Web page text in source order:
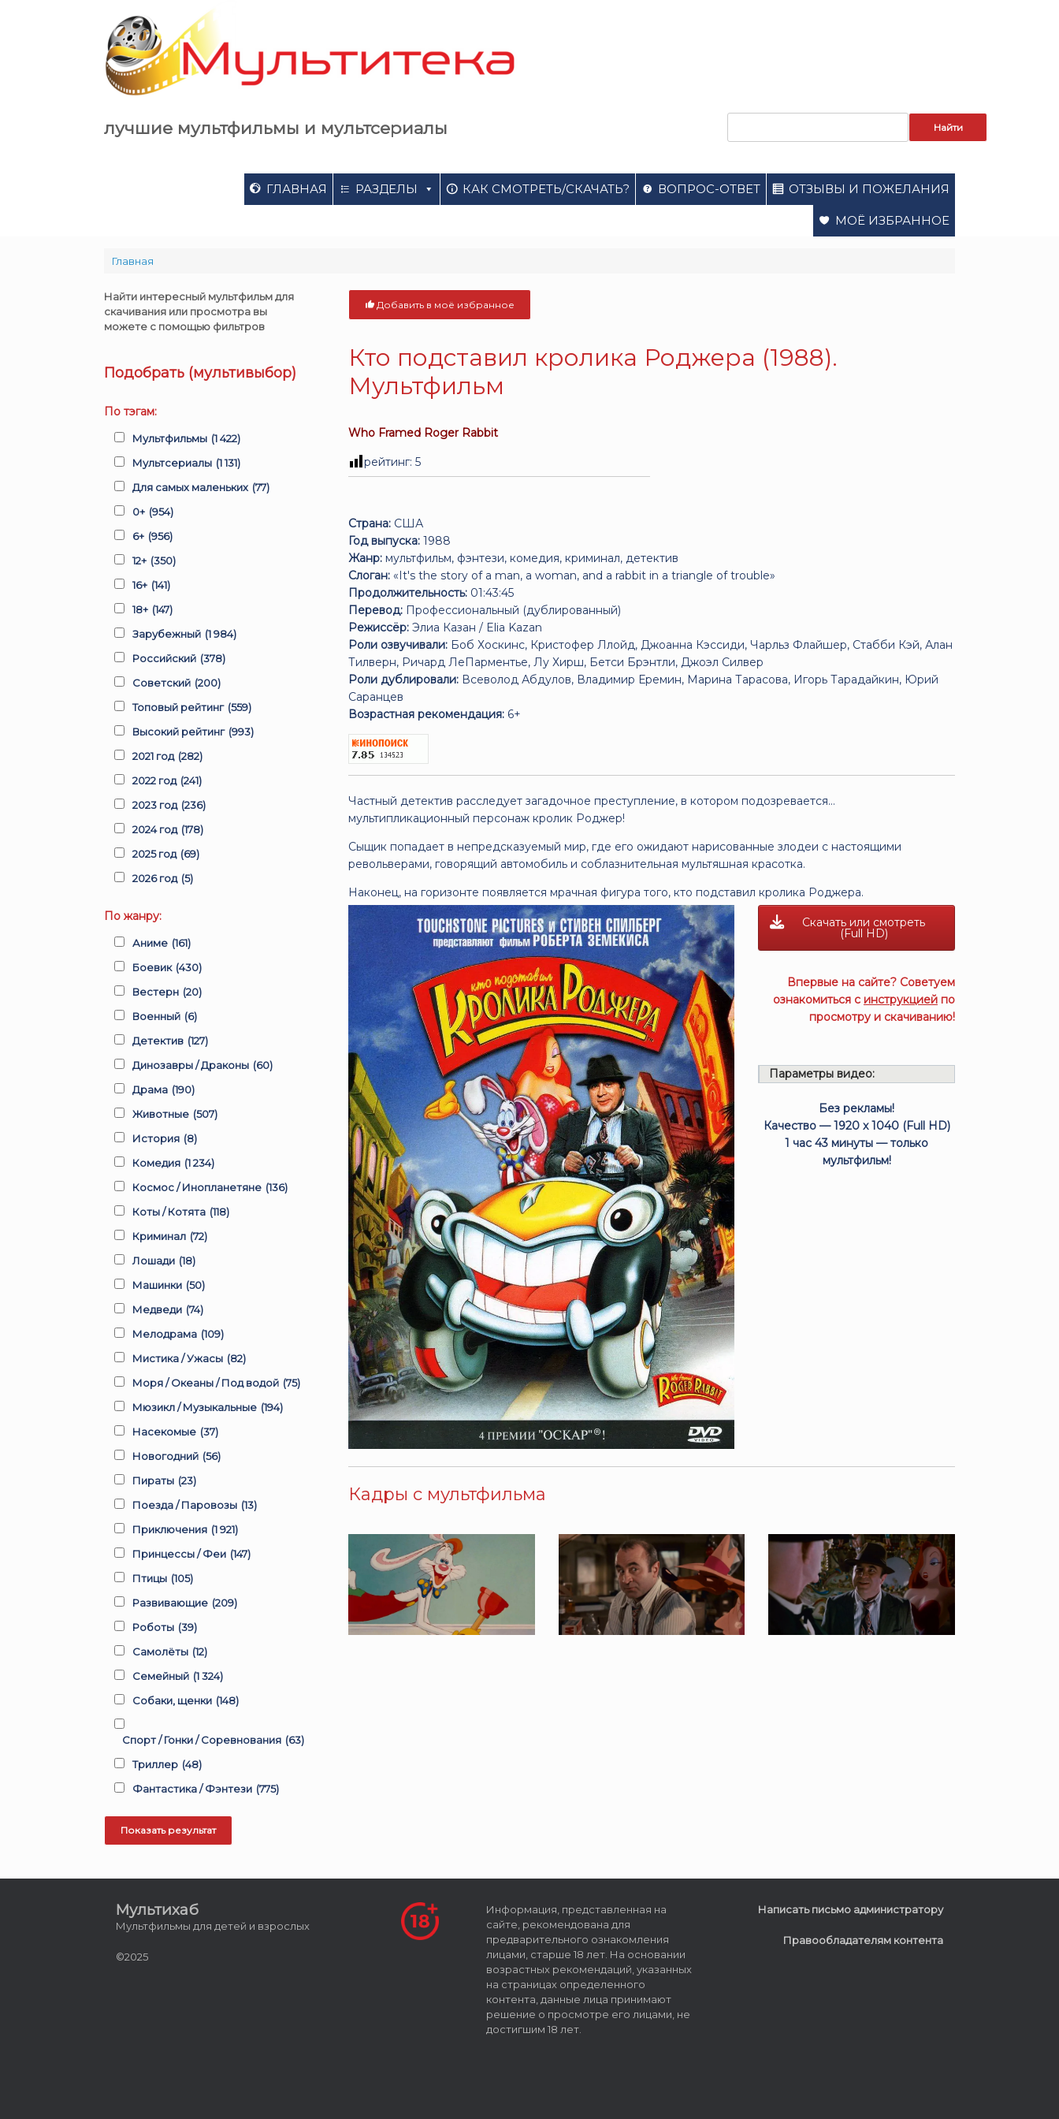
лучшие мультфильмы и мультсериалы
ГЛАВНАЯ РАЗДЕЛЫ КАК СМОТРЕТЬ/СКАЧАТЬ? ВОПРОС-ОТВЕТ ОТЗЫВЫ И ПОЖЕЛАНИЯ
МОЁ ИЗБРАННОЕ
Главная
Добавить в моё избранное
Кто подставил кролика Роджера (1988).
Мультфильм
Who Framed Roger Rabbit
рейтинг:5
Страна: США
Год выпуска: 1988
Жанр: мультфильм, фэнтези, комедия, криминал, детектив
Слоган: «It's the story of a man, a woman, and a rabbit in a triangle of trouble»
Продолжительность: 01:43:45
Перевод: Профессиональный (дублированный)
Режиссёр: Элиа Казан / Elia Kazan
Роли озвучивали: Боб Хоскинс, Кристофер Ллойд, Джоанна Кэссиди, Чарльз Флайшер, Стабби Кэй, Алан
Тилверн, Ричард ЛеПарментье, Лу Хирш, Бетси Брэнтли, Джоэл Силвер
Роли дублировали: Всеволод Абдулов, Владимир Еремин, Марина Тарасова, Игорь Тарадайкин, Юрий
Саранцев
Возрастная рекомендация: 6+
Частный детектив расследует загадочное преступление, в котором подозревается…
мультипликационный персонаж кролик Роджер!
Сыщик попадает в непредсказуемый мир, где его ожидают нарисованные злодеи с настоящими
револьверами, говорящий автомобиль и соблазнительная мультяшная красотка.
Наконец, на горизонте появляется мрачная фигура того, кто подставил кролика Роджера.
Скачать или смотреть
(Full HD)
Впервые на сайте? Советуем
ознакомиться с инструкцией по
просмотру и скачиванию!
Параметры видео:
Без рекламы!
Качество — 1920 x 1040 (Full HD)
1 час 43 минуты — только
мультфильм!
Кадры с мультфильма
Найти интересный мультфильм для
скачивания или просмотра вы
можете с помощью фильтров
Подобрать (мультивыбор)
По тэгам:
Мультфильмы (1 422)
Мультсериалы (1 131)
Для самых маленьких (77)
0+ (954)
6+ (956)
12+ (350)
16+ (141)
18+ (147)
Зарубежный (1 984)
Российский (378)
Советский (200)
Топовый рейтинг (559)
Высокий рейтинг (993)
2021 год (282)
2022 год (241)
2023 год (236)
2024 год (178)
2025 год (69)
2026 год (5)
По жанру:
Аниме (161)
Боевик (430)
Вестерн (20)
Военный (6)
Детектив (127)
Динозавры / Драконы (60)
Драма (190)
Животные (507)
История (8)
Комедия (1 234)
Космос / Инопланетяне (136)
Коты / Котята (118)
Криминал (72)
Лошади (18)
Машинки (50)
Медведи (74)
Мелодрама (109)
Мистика / Ужасы (82)
Моря / Океаны / Под водой (75)
Мюзикл / Музыкальные (194)
Насекомые (37)
Новогодний (56)
Пираты (23)
Поезда / Паровозы (13)
Приключения (1 921)
Принцессы / Феи (147)
Птицы (105)
Развивающие (209)
Роботы (39)
Самолёты (12)
Семейный (1 324)
Собаки, щенки (148)
Спорт / Гонки / Соревнования (63)
Триллер (48)
Фантастика / Фэнтези (775)
Мультихаб
Мультфильмы для детей и взрослых
©2025
Информация, представленная на
сайте, рекомендована для
предварительного ознакомления
лицами, старше 18 лет. На основании
возрастных рекомендаций, указанных
на страницах определенного
контента, данные лица принимают
решение о просмотре его лицами, не
достигшим 18 лет.
Написать письмо администратору
Правообладателям контента